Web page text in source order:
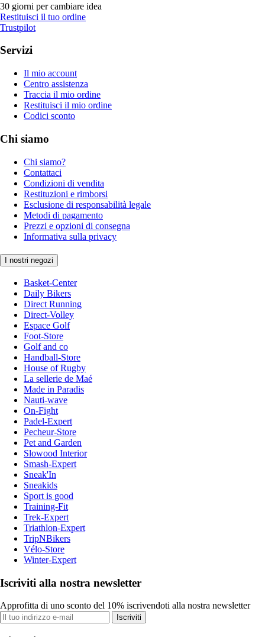
30 giorni per cambiare idea
Restituisci il tuo ordine
Trustpilot
Servizi
Il mio account
Centro assistenza
Traccia il mio ordine
Restituisci il mio ordine
Codici sconto
Chi siamo
Chi siamo?
Contattaci
Condizioni di vendita
Restituzioni e rimborsi
Esclusione di responsabilità legale
Metodi di pagamento
Prezzi e opzioni di consegna
Informativa sulla privacy
I nostri negozi
Basket-Center
Daily Bikers
Direct Running
Direct-Volley
Espace Golf
Foot-Store
Golf and co
Handball-Store
House of Rugby
La sellerie de Maé
Made in Paradis
Nauti-wave
On-Fight
Padel-Expert
Pecheur-Store
Pet and Garden
Slowood Interior
Smash-Expert
Sneak'In
Sneakids
Sport is good
Training-Fit
Trek-Expert
Triathlon-Expert
TripNBikers
Vélo-Store
Winter-Expert
Iscriviti alla nostra newsletter
Approfitta di uno sconto del 10% iscrivendoti alla nostra newsletter
Iscriviti